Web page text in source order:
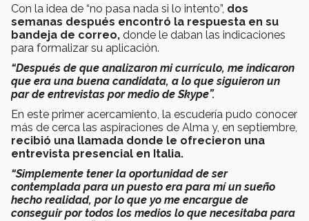
Con la idea de “no pasa nada si lo intento”, dos
semanas después encontró la respuesta en su
bandeja de correo, donde le daban las indicaciones
para formalizar su aplicación.
“Después de que analizaron mi currículo, me indicaron
que era una buena candidata, a lo que siguieron un
par de entrevistas por medio de Skype”.
En este primer acercamiento, la escudería pudo conocer
más de cerca las aspiraciones de Alma y, en septiembre,
recibió una llamada donde le ofrecieron una
entrevista presencial en Italia.
“Simplemente tener la oportunidad de ser
contemplada para un puesto era para mí un sueño
hecho realidad, por lo que yo me encargue de
conseguir por todos los medios lo que necesitaba para